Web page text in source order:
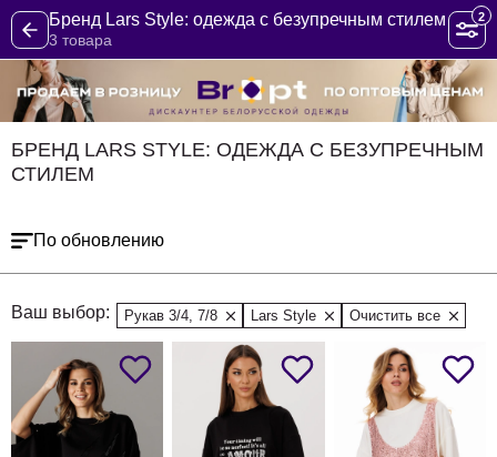
Бренд Lars Style: одежда с безупречным стилем
3 товара
2
БРЕНД LARS STYLE: ОДЕЖДА С БЕЗУПРЕЧНЫМ
СТИЛЕМ
По обновлению
Ваш выбор: Рукав 3/4, 7/8 Lars Style Очистить все